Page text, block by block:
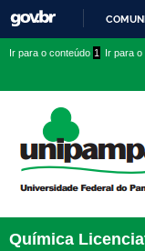
conteúdo
menu
superior
menu
Ir para o conteúdo 1 Ir para o
Química